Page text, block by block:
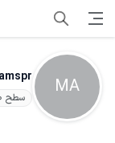
MA سطح ۰